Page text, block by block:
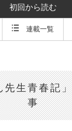
初回から読む
連載一覧
先生青春記
事